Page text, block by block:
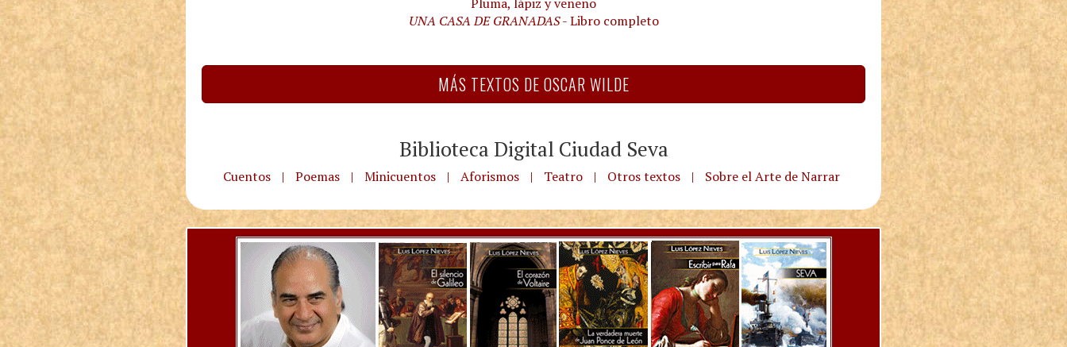
UNA CASA DE GRANADAS- Libro completo
MÁS TEXTOS DE OSCAR WILDE
Biblioteca Digital Ciudad Seva
Cuentos | Poemas | Minicuentos | Aforismos | Teatro | Otros textos | Sobre el Arte de Narrar